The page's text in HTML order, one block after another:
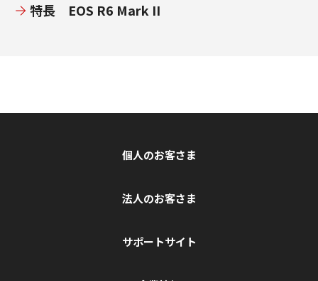
特長 EOS R6 Mark II
個人のお客さま
法人のお客さま
サポートサイト